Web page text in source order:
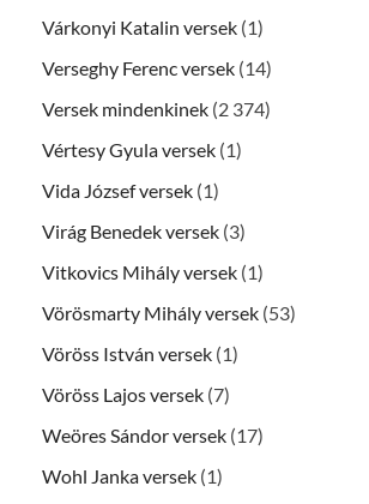
Várkonyi Katalin versek (1)
Verseghy Ferenc versek (14)
Versek mindenkinek (2 374)
Vértesy Gyula versek (1)
Vida József versek (1)
Virág Benedek versek (3)
Vitkovics Mihály versek (1)
Vörösmarty Mihály versek (53)
Vöröss István versek (1)
Vöröss Lajos versek (7)
Weöres Sándor versek (17)
Wohl Janka versek (1)